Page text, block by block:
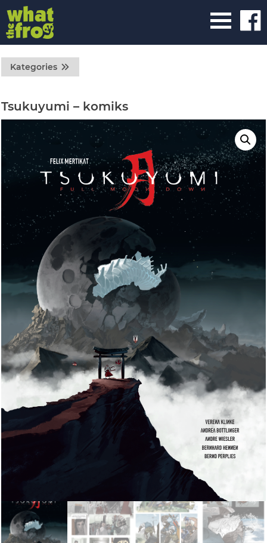
Kategories
Tsukuyumi – komiks